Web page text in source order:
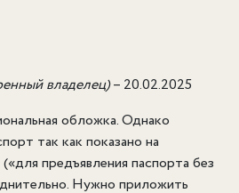
владелец)– 20.02.2025
обложка. Однако
так как показано на
предъявления паспорта без
Нужно приложить